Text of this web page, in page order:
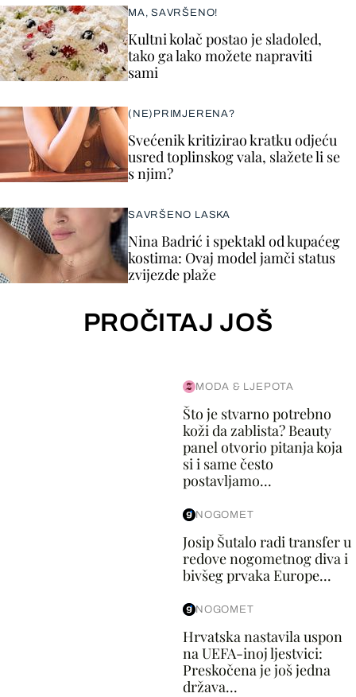
MA, SAVRŠENO!
Kultni kolač postao je sladoled,
tako ga lako možete napraviti
sami
(NE)PRIMJERENA?
Svećenik kritizirao kratku odjeću
usred toplinskog vala, slažete li se
s njim?
SAVRŠENO LASKA
Nina Badrić i spektakl od kupaćeg
kostima: Ovaj model jamči status
zvijezde plaže
PROČITAJ JOŠ
MODA & LJEPOTA
Što je stvarno potrebno
koži da zablista? Beauty
panel otvorio pitanja koja
si i same često
postavljamo...
NOGOMET
Josip Šutalo radi transfer u
redove nogometnog diva i
bivšeg prvaka Europe...
NOGOMET
Hrvatska nastavila uspon
na UEFA-inoj ljestvici:
Preskočena je još jedna
država...